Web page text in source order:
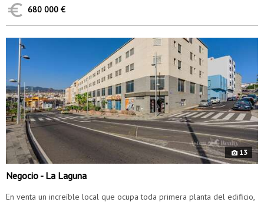
680 000 €
13
Negocio - La Laguna
En venta un increíble local que ocupa toda primera planta del edificio,